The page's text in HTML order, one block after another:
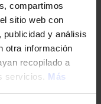
compartimos
sitio web con
y análisis
otra información
recopilado a
servicios. Más